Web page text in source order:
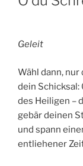
Geleit
Wähl dann,
dein Schicksal:
des Heiligen –
gebär deinen
und spann
entliehener